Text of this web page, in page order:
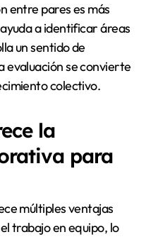
entre pares es más
a identificar áreas
un sentido de
evaluación se convierte
colectivo.
la
para
múltiples ventajas
trabajo en equipo, lo